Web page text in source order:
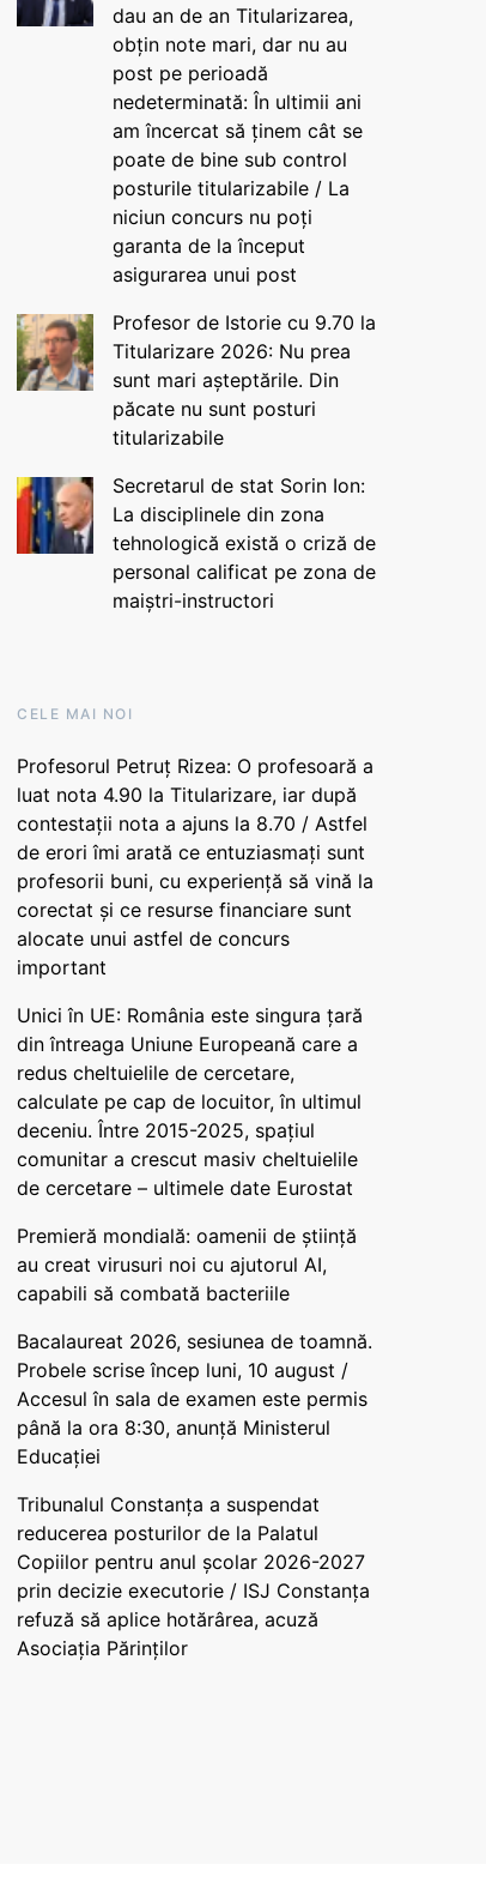
dau an de an Titularizarea,
obțin note mari, dar nu au
post pe perioadă
nedeterminată: În ultimii ani
am încercat să ținem cât se
poate de bine sub control
posturile titularizabile / La
niciun concurs nu poți
garanta de la început
asigurarea unui post
Profesor de Istorie cu 9.70 la
Titularizare 2026: Nu prea
sunt mari așteptările. Din
păcate nu sunt posturi
titularizabile
Secretarul de stat Sorin Ion:
La disciplinele din zona
tehnologică există o criză de
personal calificat pe zona de
maiștri-instructori
CELE MAI NOI
Profesorul Petruț Rizea: O profesoară a
luat nota 4.90 la Titularizare, iar după
contestații nota a ajuns la 8.70 / Astfel
de erori îmi arată ce entuziasmați sunt
profesorii buni, cu experiență să vină la
corectat și ce resurse financiare sunt
alocate unui astfel de concurs
important
Unici în UE: România este singura țară
din întreaga Uniune Europeană care a
redus cheltuielile de cercetare,
calculate pe cap de locuitor, în ultimul
deceniu. Între 2015-2025, spațiul
comunitar a crescut masiv cheltuielile
de cercetare – ultimele date Eurostat
Premieră mondială: oamenii de știință
au creat virusuri noi cu ajutorul AI,
capabili să combată bacteriile
Bacalaureat 2026, sesiunea de toamnă.
Probele scrise încep luni, 10 august /
Accesul în sala de examen este permis
până la ora 8:30, anunță Ministerul
Educației
Tribunalul Constanța a suspendat
reducerea posturilor de la Palatul
Copiilor pentru anul școlar 2026-2027
prin decizie executorie / ISJ Constanța
refuză să aplice hotărârea, acuză
Asociația Părinților